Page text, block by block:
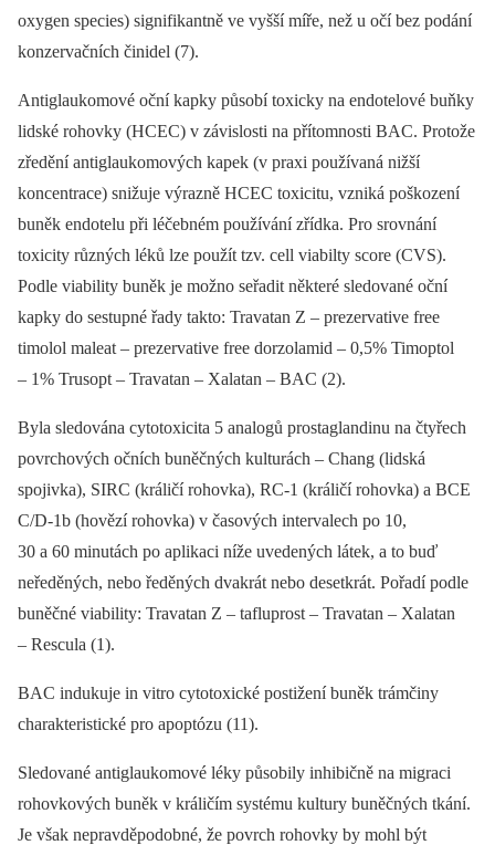
oxygen species) signifikantně ve vyšší míře, než u očí bez podání
konzervačních činidel (7).
Antiglaukomové oční kapky působí toxicky na endotelové buňky
lidské rohovky (HCEC) v závislosti na přítomnosti BAC. Protože
zředění antiglaukomových kapek (v praxi používaná nižší
koncentrace) snižuje výrazně HCEC toxicitu, vzniká poškození
buněk endotelu při léčebném používání zřídka. Pro srovnání
toxicity různých léků lze použít tzv. cell viabilty score (CVS).
Podle viability buněk je možno seřadit některé sledované oční
kapky do sestupné řady takto: Travatan Z –⁠ prezervative free
timolol maleat –⁠ prezervative free dorzolamid –⁠ 0,5% Timoptol
–⁠ 1% Trusopt –⁠ Travatan –⁠ Xalatan –⁠ BAC (2).
Byla sledována cytotoxicita 5 analogů prostaglandinu na čtyřech
povrchových očních buněčných kulturách –⁠ Chang (lidská
spojivka), SIRC (králičí rohovka), RC-1 (králičí rohovka) a BCE
C/D-1b (hovězí rohovka) v časových intervalech po 10,
30 a 60 minutách po aplikaci níže uvedených látek, a to buď
neředěných, nebo ředěných dvakrát nebo desetkrát. Pořadí podle
buněčné viability: Travatan Z –⁠ tafluprost –⁠ Travatan –⁠ Xalatan
–⁠ Rescula (1).
BAC indukuje in vitro cytotoxické postižení buněk trámčiny
charakteristické pro apoptózu (11).
Sledované antiglaukomové léky působily inhibičně na migraci
rohovkových buněk v králičím systému kultury buněčných tkání.
Je však nepravděpodobné, že povrch rohovky by mohl být